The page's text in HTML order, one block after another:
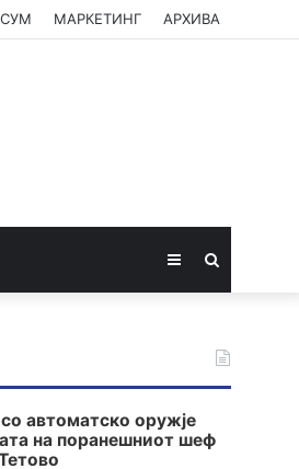
МАРКЕТИНГ АРХИВА
Sidebar
автоматско оружје
на поранешниот шеф